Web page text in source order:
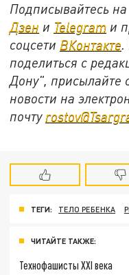
Подписывайтесь
Дзен и Telegram и
соцсети ВКонтакте.
поделиться с
Дону", присылайте
новости на
почту
ТЕГИ: ТЕЛО РЕБЕНКА
ЧИТАЙТЕ ТАКЖЕ:
Технофашисты XXI века